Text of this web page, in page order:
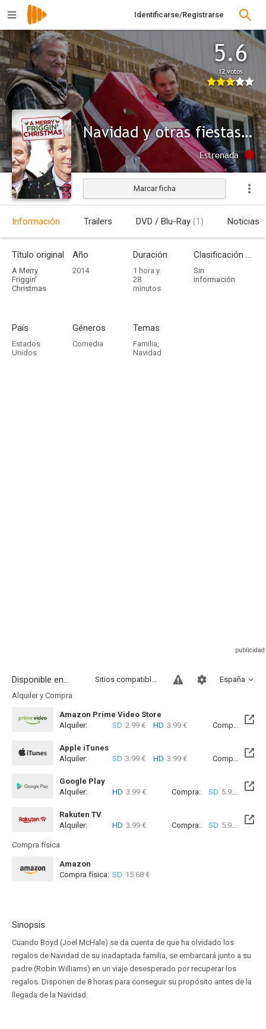
Identificarse/Registrarse
5.6
12 votos
Navidad y otras fiestas a evitar
Estrenada
Marcar ficha
Información Trailers DVD / Blu-Ray (1) Noticias
Título original
A Merry
Friggin'
Christmas
Año
2014
Duración
1 hora y
28
minutos
Clasificación por edades
Sin
información
País
Estados
Unidos
Géneros
Comedia
Temas
Familia,
Navidad
Disponible en... España
Sitios compatibles
Alquiler y Compra
Amazon Prime Video Store
Alquiler:
SD 2.99 € HD 3.99 € Compra: SD
Apple iTunes
Alquiler:
SD 3.99 € HD 3.99 € Compra: SD
Google Play
Alquiler:
HD 3.99 € Compra: SD 5.99 € HD
Rakuten TV
Alquiler:
HD 3.99 € Compra: SD 5.99 € HD
Compra física
Amazon
Compra física: SD 15.68 €
Sinopsis
Cuando Boyd (Joel McHale) se da cuenta de que ha olvidado los
regalos de Navidad de su inadaptada familia, se embarcará junto a su
padre (Robin Williams) en un viaje desesperado por recuperar los
regalos. Disponen de 8 horas para conseguir su propósito antes de la
llegada de la Navidad.